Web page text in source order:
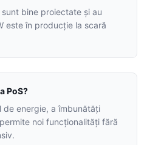
bine proiectate și au
este în producție la scară
PoS?
de energie, a îmbunătăți
noi funcționalități fără